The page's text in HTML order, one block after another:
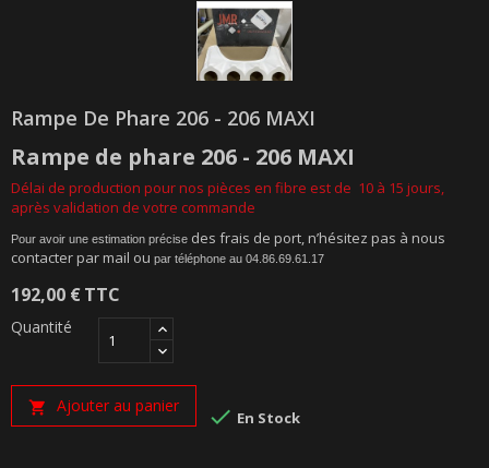
Rampe De Phare 206 - 206 MAXI
Rampe de phare 206 - 206 MAXI
Délai de production pour nos pièces en fibre est de 10 à 15 jours,
après validation de votre commande
Pour avoir une estimation précise des frais de port, n’hésitez pas à nous
contacter par mail ou par téléphone au 04.86.69.61.17
192,00 €TTC
Quantité
 Ajouter au panier  En Stock